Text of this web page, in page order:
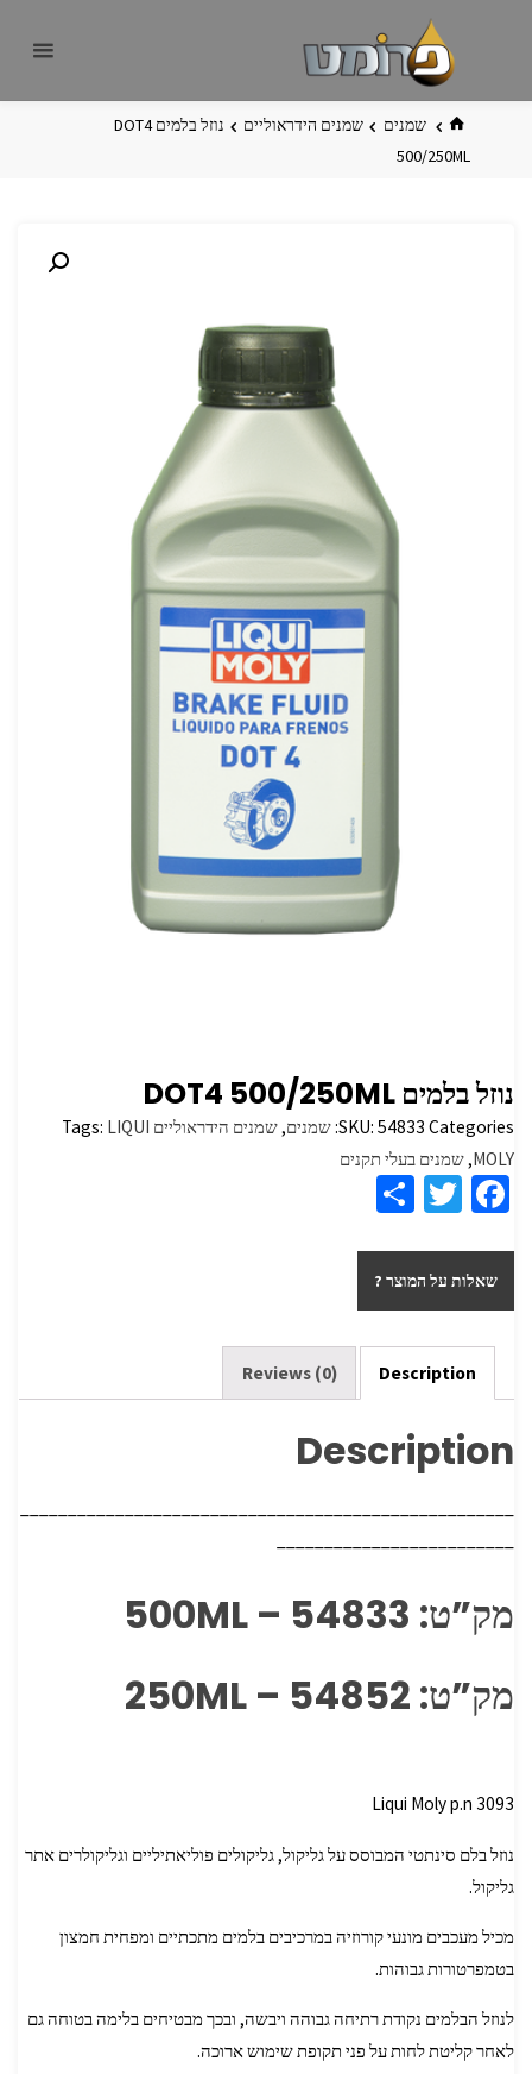
בית שמנים שמנים הידראוליים
נוזל בלמים DOT4
500/250ML
נוזל בלמים DOT4 500/250ML
SKU: 54833 Categories: שמנים,שמנים הידראוליים Tags: LIQUI
MOLY
,שמנים בעלי תקנים
Fa
b
o
o
k
T
tt
er
ar
e
שאלות על המוצר ?
Description
Reviews (0)
Description
מק”ט: 54833 – 500ML
מק”ט: 54852 – 250ML
Liqui Moly p.n 3093
נוזל בלם סינתטי המבוסס על גליקול, גליקולים פוליאתיליים וגליקולרים אתר
גליקול.
מכיל מעכבים מונעי קורוזיה במרכיבים בלמים מתכתיים ומפחית חמצון
בטמפרטורות גבוהות.
לנוזל הבלמים נקודת רתיחה גבוהה ויבשה, ובכך מבטיחים בלימה בטוחה גם
לאחר קליטת לחות על פני תקופת שימוש ארוכה.